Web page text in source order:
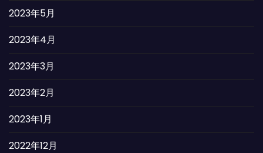
2023年5月
2023年4月
2023年3月
2023年2月
2023年1月
2022年12月